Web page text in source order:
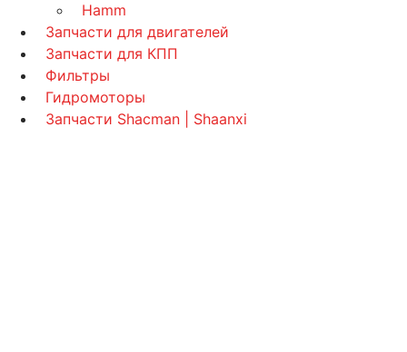
Hamm
Запчасти для двигателей
Запчасти для КПП
Фильтры
Гидромоторы
Запчасти Shacman | Shaanxi